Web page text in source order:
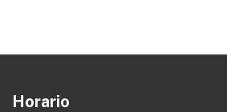
Horario